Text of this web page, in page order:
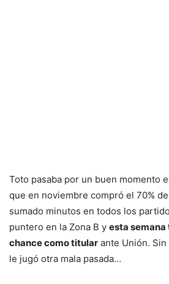
Toto pasaba por un buen momento
que en noviembre compró el 70%
sumado minutos en todos los
puntero en la Zona B y esta semana
chance como titular ante Unión.
le jugó otra mala pasada…